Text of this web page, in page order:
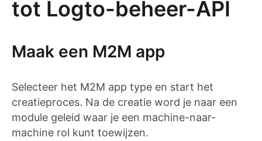
tot Logto-beheer-API
Maak een M2M app
Selecteer het M2M app type en start het
creatieproces. Na de creatie word je naar een
module geleid waar je een machine-naar-
machine rol kunt toewijzen.